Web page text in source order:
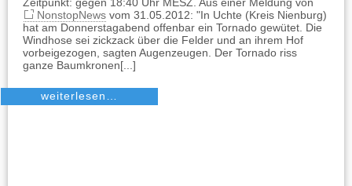
NonstopNewsvom 31.05.2012: "In Uchte (Kreis Nienburg)
hat am Donnerstagabend offenbar ein Tornado gewütet. Die
Windhose sei zickzack über die Felder und an ihrem Hof
vorbeigezogen, sagten Augenzeugen. Der Tornado riss
ganze Baumkronen[...]
weiterlesen…